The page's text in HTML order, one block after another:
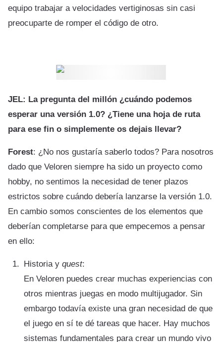
equipo trabajar a velocidades vertiginosas sin casi
preocuparte de romper el código de otro.
JEL: La pregunta del millón ¿cuándo podemos
esperar una versión 1.0? ¿Tiene una hoja de ruta
para ese fin o simplemente os dejais llevar?
Forest: ¿No nos gustaría saberlo todos? Para nosotros
dado que Veloren siempre ha sido un proyecto como
hobby, no sentimos la necesidad de tener plazos
estrictos sobre cuándo debería lanzarse la versión 1.0.
En cambio somos conscientes de los elementos que
deberían completarse para que empecemos a pensar
en ello:
Historia y quest:
En Veloren puedes crear muchas experiencias con
otros mientras juegas en modo multijugador. Sin
embargo todavía existe una gran necesidad de que
el juego en sí te dé tareas que hacer. Hay muchos
sistemas fundamentales para crear un mundo vivo